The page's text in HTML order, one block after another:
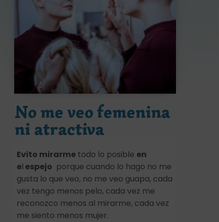
No me veo femenina
ni atractiva
Evito mirarme todo lo posible en
el espejo porque cuando lo hago no me
gusta lo que veo, no me veo guapa, cada
vez tengo menos pelo, cada vez me
reconozco menos al mirarme, cada vez
me siento menos mujer.